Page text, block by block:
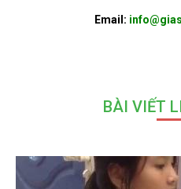
Email:
BÀI VIẾT